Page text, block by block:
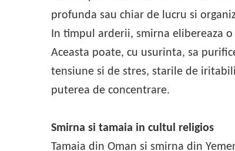
profunda sau chiar de lucru si
In timpul arderii, smirna elibereaza
Aceasta poate, cu usurinta, sa
tensiune si de stres, starile de
puterea de concentrare.
Smirna si tamaia in cultul religios
Tamaia din Oman si smirna din